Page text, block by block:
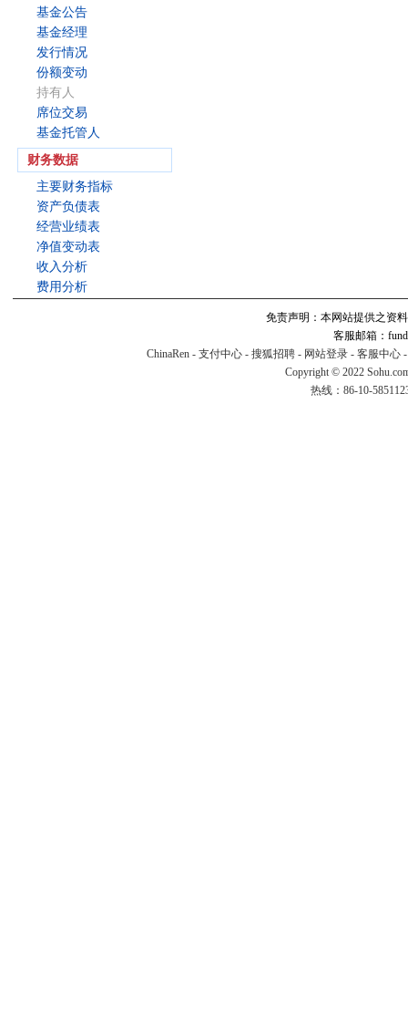
基金公告
基金经理
发行情况
份额变动
持有人
席位交易
基金托管人
财务数据
主要财务指标
资产负债表
经营业绩表
净值变动表
收入分析
费用分析
免责声明：本网站提供之资
客服邮箱：
ChinaRen - 支付中心 - 搜狐招聘 - 网站登录 - 客服中心
Copyright © 2022
热线：86-10-